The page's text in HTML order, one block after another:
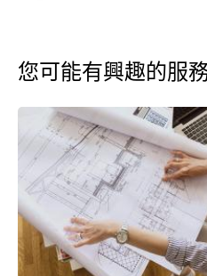
您可能有興趣的服